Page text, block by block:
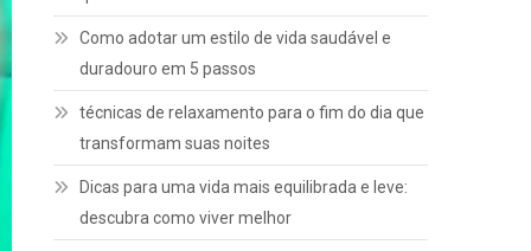
Como adotar um estilo de vida saudável e
duradouro em 5 passos
técnicas de relaxamento para o fim do dia que
transformam suas noites
Dicas para uma vida mais equilibrada e leve:
descubra como viver melhor